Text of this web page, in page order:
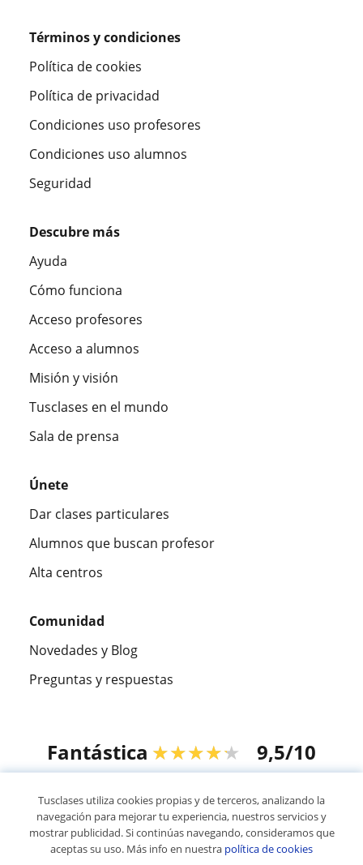
Términos y condiciones
Política de cookies
Política de privacidad
Condiciones uso profesores
Condiciones uso alumnos
Seguridad
Descubre más
Ayuda
Cómo funciona
Acceso profesores
Acceso a alumnos
Misión y visión
Tusclases en el mundo
Sala de prensa
Únete
Dar clases particulares
Alumnos que buscan profesor
Alta centros
Comunidad
Novedades y Blog
Preguntas y respuestas
Fantástica ★★★★★ 9,5/10
© 2007 - 2026 Tusclases.co
Tusclases utiliza cookies propias y de terceros, analizando la
navegación para mejorar tu experiencia, nuestros servicios y
mostrar publicidad. Si continúas navegando, consideramos que
aceptas su uso. Más info en nuestra política de cookies